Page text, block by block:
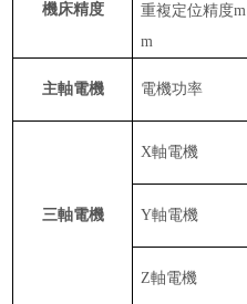
機床精度
重複定位精度m
m
主軸電機 電機功率
三軸電機
X軸電機
Y軸電機
Z軸電機